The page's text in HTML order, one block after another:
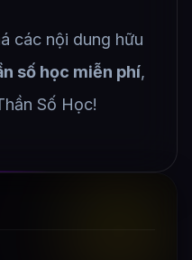
các nội dung hữu
số học miễn phí,
Số Học!